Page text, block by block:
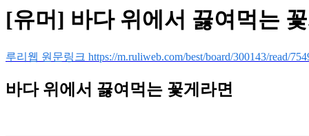
[유머] 바다 위에서 끓여먹는
루리웹 원문링크 https://m.ruliweb.com/best/board/300143/read/
바다 위에서 끓여먹는 꽃게라면